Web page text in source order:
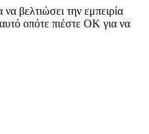
βελτιώσει την εμπειρία
οπότε πιέστε ΟΚ για να